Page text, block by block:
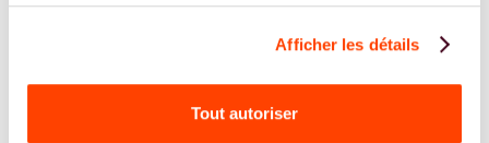
Afficher les détails
Tout autoriser
que duran más de 35 días o períodos que ya no aparecen.
persistente, aumento del crecimiento del vello en la cara o